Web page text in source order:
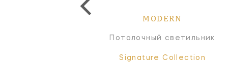
MODERN
Потолочный светильник
Signature Collection